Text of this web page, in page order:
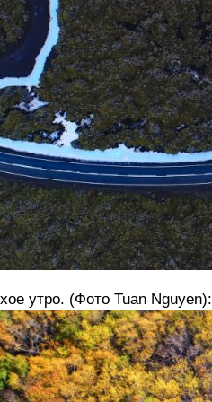
утро. (Фото Tuan Nguyen):